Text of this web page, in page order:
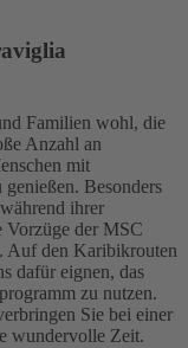
Familien wohl, die
Anzahl an
mit
Besonders
ihrer
Vorzüge der MSC
Auf den Karibikrouten
dafür eignen, das
zu nutzen.
Sie bei einer
wundervolle Zeit.